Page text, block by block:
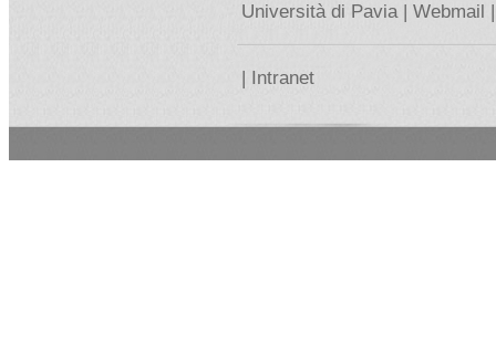
Università di Pavia | Webmail |
| Intranet